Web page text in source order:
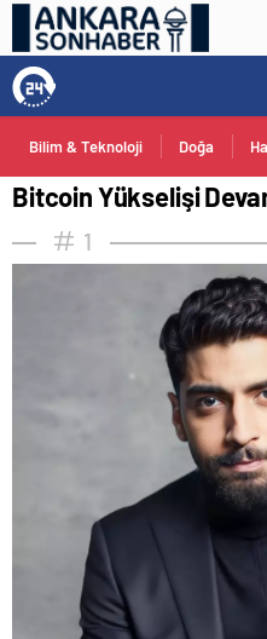
Bilim & Teknoloji Doğa
Bitcoin Yükselişi
1